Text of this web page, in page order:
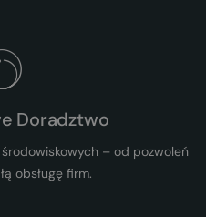
Doradztwo
– od pozwoleń
obsługę firm.